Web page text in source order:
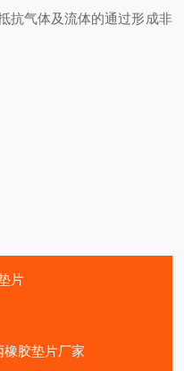
抗气体及流体的通过形成非
片
橡胶垫片厂家